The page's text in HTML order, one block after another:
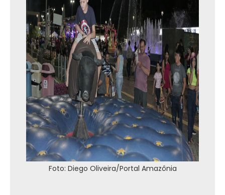
Foto: Diego Oliveira/Portal Amazônia